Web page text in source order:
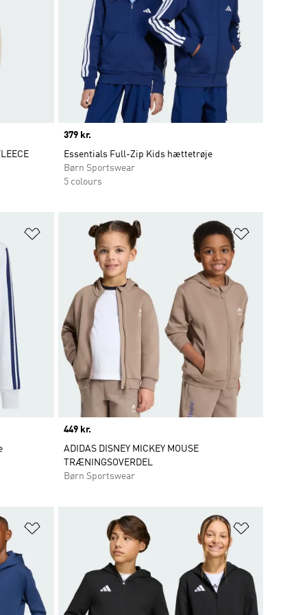
Price
379 kr.
Essentials Full-Zip Kids hættetrøje
Børn Sportswear
5 colours
Føj til ønskeliste
Price
449 kr.
ADIDAS DISNEY MICKEY MOUSE
TRÆNINGSOVERDEL
Børn Sportswear
Føj til ønskeliste